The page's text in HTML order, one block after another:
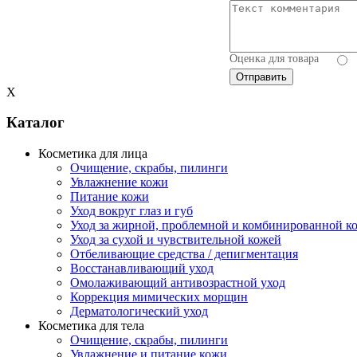
Оценка для товара
X
Каталог
Косметика для лица
Очищение, скрабы, пилинги
Увлажнение кожи
Питание кожи
Уход вокруг глаз и губ
Уход за жирной, проблемной и комбинированной
Уход за сухой и чувствительной кожей
Отбеливающие средства / депигментация
Восстанавливающий уход
Омолаживающий антивозрастной уход
Коррекция мимических морщин
Дерматологический уход
Косметика для тела
Очищение, скрабы, пилинги